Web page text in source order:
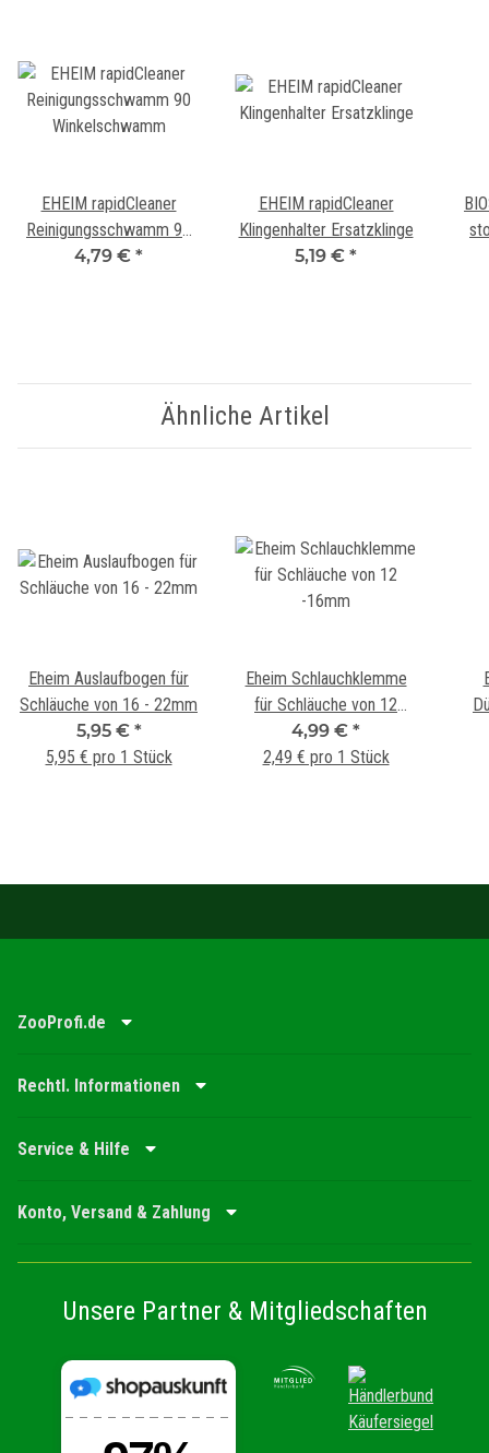
EHEIM rapidCleaner
Reinigungsschwamm 90
Winkelschwamm
4,79 € *
EHEIM rapidCleaner
Klingenhalter Ersatzklinge
5,19 € *
Ähnliche Artikel
Eheim Auslaufbogen für
Schläuche von 16 - 22mm
5,95 € *
5,95 € pro 1 Stück
Eheim Schlauchklemme
für Schläuche von 12
-16mm
4,99 € *
2,49 € pro 1 Stück
ZooProfi.de
Rechtl. Informationen
Service & Hilfe
Konto, Versand & Zahlung
Unsere Partner & Mitgliedschaften